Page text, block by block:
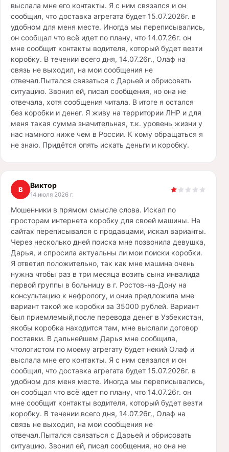
выслала мне его контакты. Я с ним связался и он
сообщил, что доставка агрегата будет 15.07.2026г. в
удобном для меня месте. Иногда мы переписывались,
он сообщал что всё идет по плану, что 14.07.26г. он
мне сообщит контакты водителя, который будет везти
коробку. В течении всего дня, 14.07.26г., Олаф на
связь не выходил, на мои сообщения не
отвечал.Пытался связаться с Дарьей и обрисовать
ситуацию. Звонил ей, писал сообщения, но она не
отвечала, хотя сообщения читала. В итоге я остался
без коробки и денег. Я живу на территории ЛНР и для
меня такая сумма значительная, т.к. уровень жизни у
нас намного ниже чем в России. К кому обращаться я
не знаю. Придётся опять искать деньги и коробку.
В Виктор
14 июля 2026 г.
Мошенники в прямом смысле слова. Искал по
просторам интернета коробку для своей машины. На
сайтах переписывался с продавцами, искал варианты.
Через несколько дней поиска мне позвонила девушка,
Дарья, и спросила актуальны ли мои поиски коробки.
Я ответил положительно, так как мне машина очень
нужна чтобы раз в три месяца возить сына инвалида
первой группы в больницу в г. Ростов-на-Дону на
консультацию к нефрологу, и ониа предложила мне
вариант такой же коробки за 35000 рублей. Вариант
был приемлемый,после перевода денег в Узбекистан,
якобы коробка находится там, мне выслали договор
поставки. В дальнейшем Дарья мне сообщила,
чтологистом по моему агрегату будет некий Олаф и
выслала мне его контакты. Я с ним связался и он
сообщил, что доставка агрегата будет 15.07.2026г. в
удобном для меня месте. Иногда мы переписывались,
он сообщал что всё идет по плану, что 14.07.26г. он
мне сообщит контакты водителя, который будет везти
коробку. В течении всего дня, 14.07.26г., Олаф на
связь не выходил, на мои сообщения не
отвечал.Пытался связаться с Дарьей и обрисовать
ситуацию. Звонил ей, писал сообщения, но она не